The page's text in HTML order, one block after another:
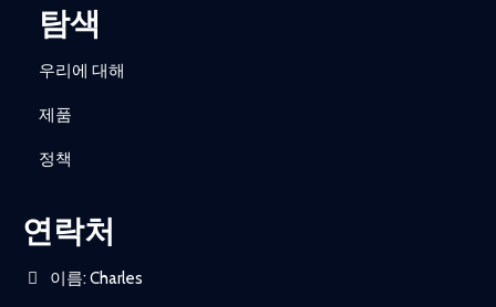
탐색
우리에 대해
제품
정책
연락처
이름: Charles